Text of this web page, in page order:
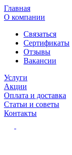
Главная
О компании
Связаться
Сертификаты
Отзывы
Вакансии
Услуги
Акции
Оплата и доставка
Статьи и советы
Контакты